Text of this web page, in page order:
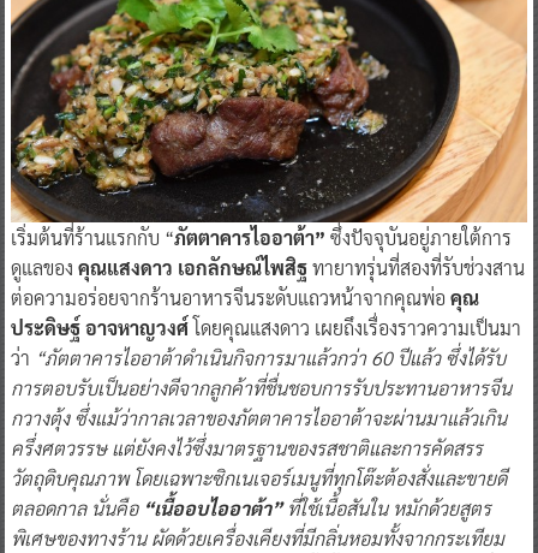
เริ่มต้นที่ร้านแรกกับ “ภัตตาคารไออาต้า” ซึ่งปัจจุบันอยู่ภายใต้การ
ดูแลของ คุณแสงดาว เอกลักษณ์ไพสิฐทายาทรุ่นที่สองที่รับช่วงสาน
ต่อความอร่อยจากร้านอาหารจีนระดับแถวหน้าจากคุณพ่อ คุณ
ประดิษฐ์ อาจหาญวงศ์ โดยคุณแสงดาว เผยถึงเรื่องราวความเป็นมา
ว่า “ภัตตาคารไออาต้าดำเนินกิจการมาแล้วกว่า 60 ปีแล้ว ซึ่งได้รับ
การตอบรับเป็นอย่างดีจากลูกค้าที่ชื่นชอบการรับประทานอาหารจีน
กวางตุ้ง ซึ่งแม้ว่ากาลเวลาของภัตตาคารไออาต้าจะผ่านมาแล้วเกิน
ครึ่งศตวรรษ แต่ยังคงไว้ซึ่งมาตรฐานของรสชาติและการคัดสรร
วัตถุดิบคุณภาพ โดยเฉพาะซิกเนเจอร์เมนูที่ทุกโต๊ะต้องสั่งและขายดี
ตลอดกาล นั่นคือ “เนื้ออบไออาต้า”ที่ใช้เนื้อสันใน หมักด้วยสูตร
พิเศษของทางร้าน ผัดด้วยเครื่องเคียงที่มีกลิ่นหอมทั้งจากกระเทียม